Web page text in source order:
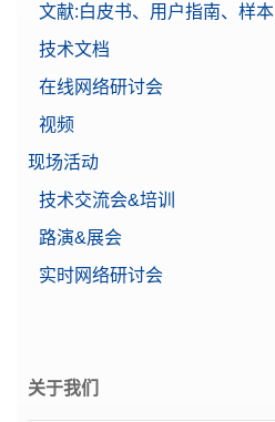
文献:白皮书、用户指南、样本
技术文档
在线网络研讨会
视频
现场活动
技术交流会&培训
路演&展会
实时网络研讨会
关于我们